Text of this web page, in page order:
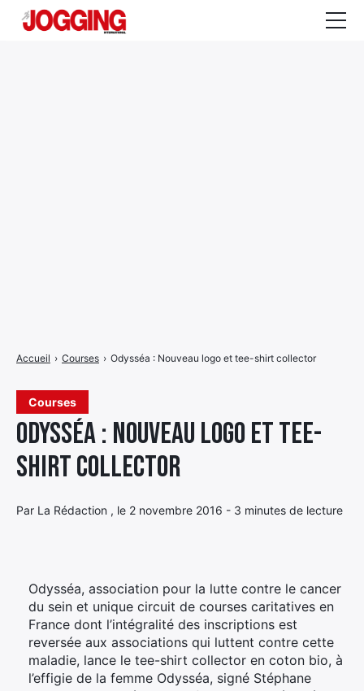
Courses
Odysséa : Nouveau logo et tee-
shirt collector
Par La Rédaction , le 2 novembre 2016 - 3 minutes de lecture
Accueil › Courses › Odysséa : Nouveau logo et tee-shirt collector
Odysséa, association pour la lutte contre le cancer
du sein et unique circuit de courses caritatives en
France dont l’intégralité des inscriptions est
reversée aux associations qui luttent contre cette
maladie, lance le tee-shirt collector en coton bio, à
l’effigie de la femme Odysséa, signé Stéphane
menu
menu
de
menu